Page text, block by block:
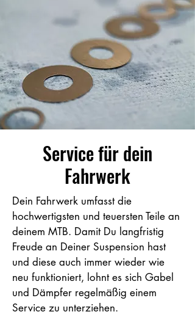
Service für dein
Fahrwerk
Dein Fahrwerk umfasst die
hochwertigsten und teuersten Teile an
deinem MTB. Damit Du langfristig
Freude an Deiner Suspension hast
und diese auch immer wieder wie
neu funktioniert, lohnt es sich Gabel
und Dämpfer regelmäßig einem
Service zu unterziehen.